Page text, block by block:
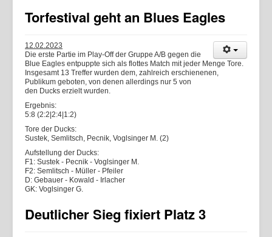
Torfestival geht an Blues Eagles
12.02.2023
Die erste Partie im Play-Off der Gruppe A/B gegen die
Blue Eagles entpuppte sich als flottes Match mit jeder Menge Tore.
Insgesamt 13 Treffer wurden dem, zahlreich erschienenen,
Publikum geboten, von denen allerdings nur 5 von
den Ducks erzielt wurden.
Ergebnis:
5:8 (2:2|2:4|1:2)
Tore der Ducks:
Sustek, Semlitsch, Pecnik, Voglsinger M. (2)
Aufstellung der Ducks:
F1: Sustek - Pecnik - Voglsinger M.
F2: Semlitsch - Müller - Pfeiler
D: Gebauer - Kowald - Irlacher
GK: Voglsinger G.
Deutlicher Sieg fixiert Platz 3